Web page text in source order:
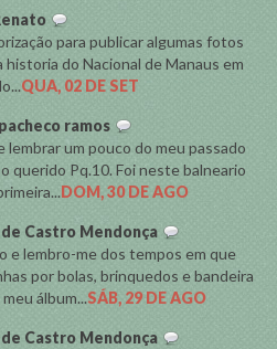
para publicar algumas fotos
do Nacional de Manaus em
QUA, 02 DE SET
ramos
lembrar um pouco do meu passado
querido Pq.10. Foi neste balneario
DOM, 30 DE AGO
Castro Mendonça
e lembro-me dos tempos em que
por bolas, brinquedos e bandeira
álbum...SÁB, 29 DE AGO
Castro Mendonça